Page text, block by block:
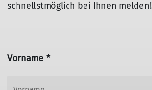
schnellstmöglich bei Ihnen melden!
Vorname *